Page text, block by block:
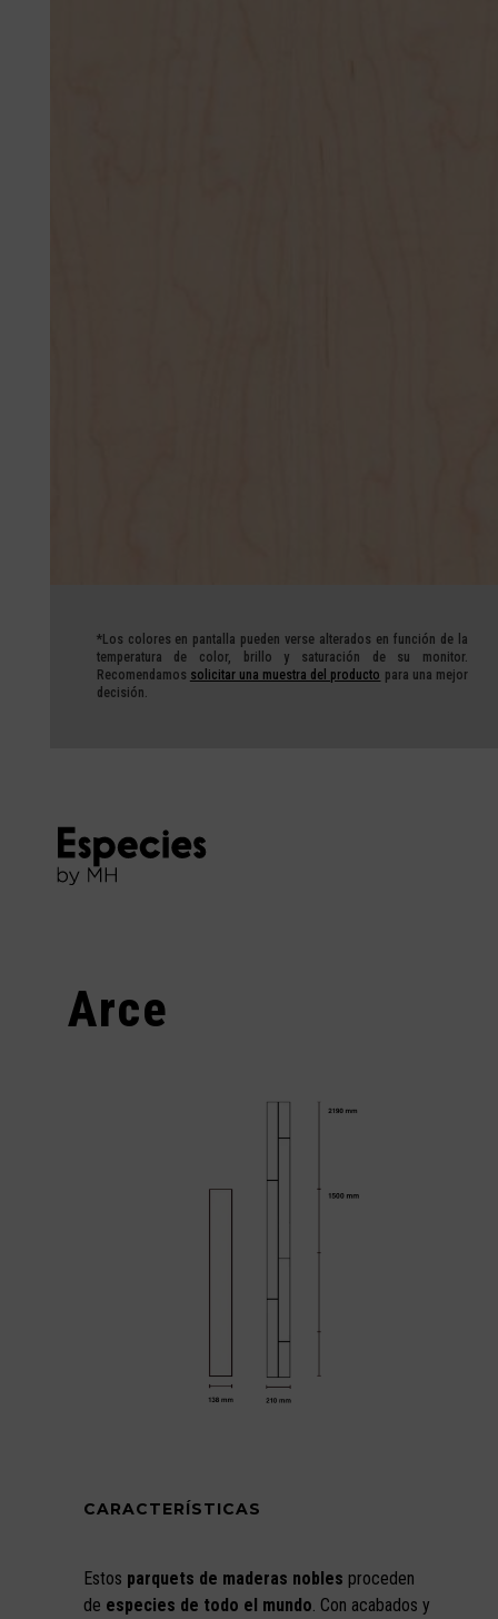
*Los colores en pantalla pueden verse alterados en función de la
temperatura de color, brillo y saturación de su monitor.
Recomendamos solicitar una muestra del producto para una mejor
decisión.
Arce
CARACTERÍSTICAS
Estos parquets de maderas nobles proceden
de especies de todo el mundo. Con acabados y